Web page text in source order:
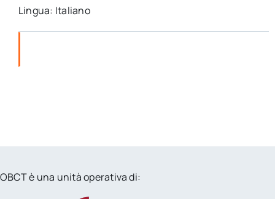
Lingua: Italiano
OBCT è una unità operativa di: